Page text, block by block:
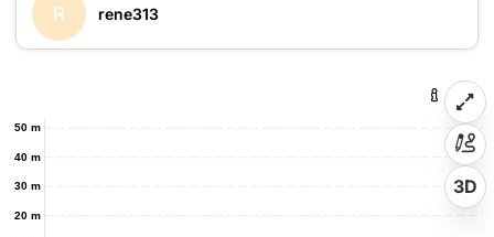
R rene313
20 m
30 m
40 m
50 m
3D